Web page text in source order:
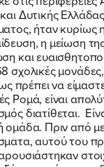
Δυτικής
ήταν
η μείωση
και
σχολικές
πρέπει να
Ρομά, είναι
διατίθεται.
ομάδα. Πριν από
αυτού του